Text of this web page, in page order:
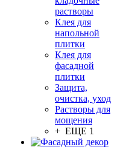
растворы
Клея для
напольной
плитки
Клея для
фасадной
плитки
Защита,
очистка, уход
Растворы для
мощения
+ ЕЩЕ 1